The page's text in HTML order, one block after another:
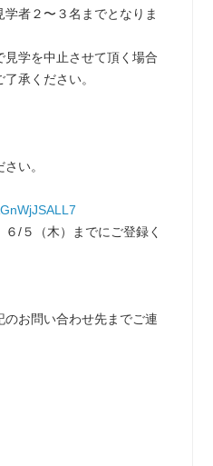
学者２〜３名までとなりま
見学を中止させて頂く場合
了承ください。
い。
/５（木）までにご登録く
お問い合わせ先までご連